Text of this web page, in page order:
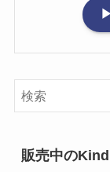
販売中の